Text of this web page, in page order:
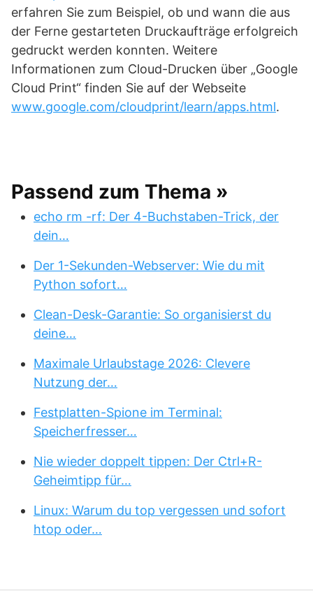
erfahren Sie zum Beispiel, ob und wann die aus
der Ferne gestarteten Druckaufträge erfolgreich
gedruckt werden konnten. Weitere
Informationen zum Cloud-Drucken über „Google
Cloud Print“ finden Sie auf der Webseite
www.google.com/cloudprint/learn/apps.html.
Passend zum Thema »
echo rm -rf: Der 4-Buchstaben-Trick, der
dein…
Der 1-Sekunden-Webserver: Wie du mit
Python sofort…
Clean-Desk-Garantie: So organisierst du
deine…
Maximale Urlaubstage 2026: Clevere
Nutzung der…
Festplatten-Spione im Terminal:
Speicherfresser…
Nie wieder doppelt tippen: Der Ctrl+R-
Geheimtipp für…
Linux: Warum du top vergessen und sofort
htop oder…